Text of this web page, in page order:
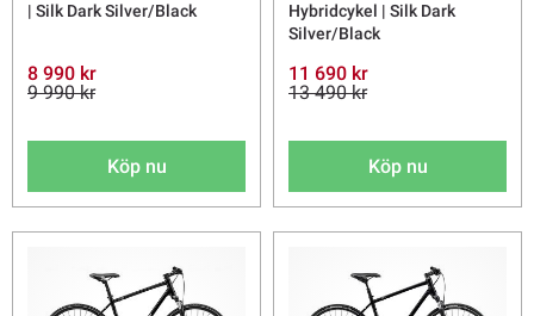
| Silk Dark Silver/Black
8 990 kr
9 990 kr
Köp nu
Hybridcykel | Silk Dark
Silver/Black
11 690 kr
13 490 kr
Köp nu